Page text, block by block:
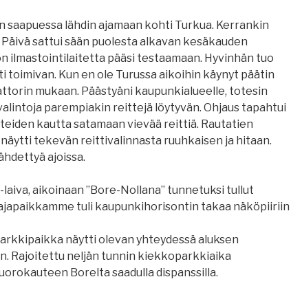
saapuessa lähdin ajamaan kohti Turkua. Kerrankin
Päivä sattui sään puolesta alkavan kesäkauden
ilmastointilaitetta pääsi testaamaan. Hyvinhän tuo
toimivan. Kun en ole Turussa aikoihin käynyt päätin
mukaan. Päästyäni kaupunkialueelle, totesin
parempiakin reittejä löytyvän. Ohjaus tapahtui
kautta satamaan vievää reittiä. Rautatien
tekevän reittivalinnasta ruuhkaisen ja hitaan.
ajoissa.
aikoinaan ”Bore-Nollana” tunnetuksi tullut
tuli kaupunkihorisontin takaa näköpiiriin
näytti olevan yhteydessä aluksen
Rajoitettu neljän tunnin kiekkoparkkiaika
Borelta saadulla dispanssilla.